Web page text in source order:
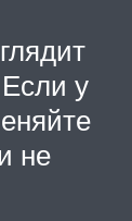
у
не